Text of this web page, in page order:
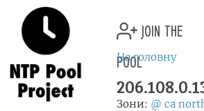
join the
pool
На головну
Зони: @ ca